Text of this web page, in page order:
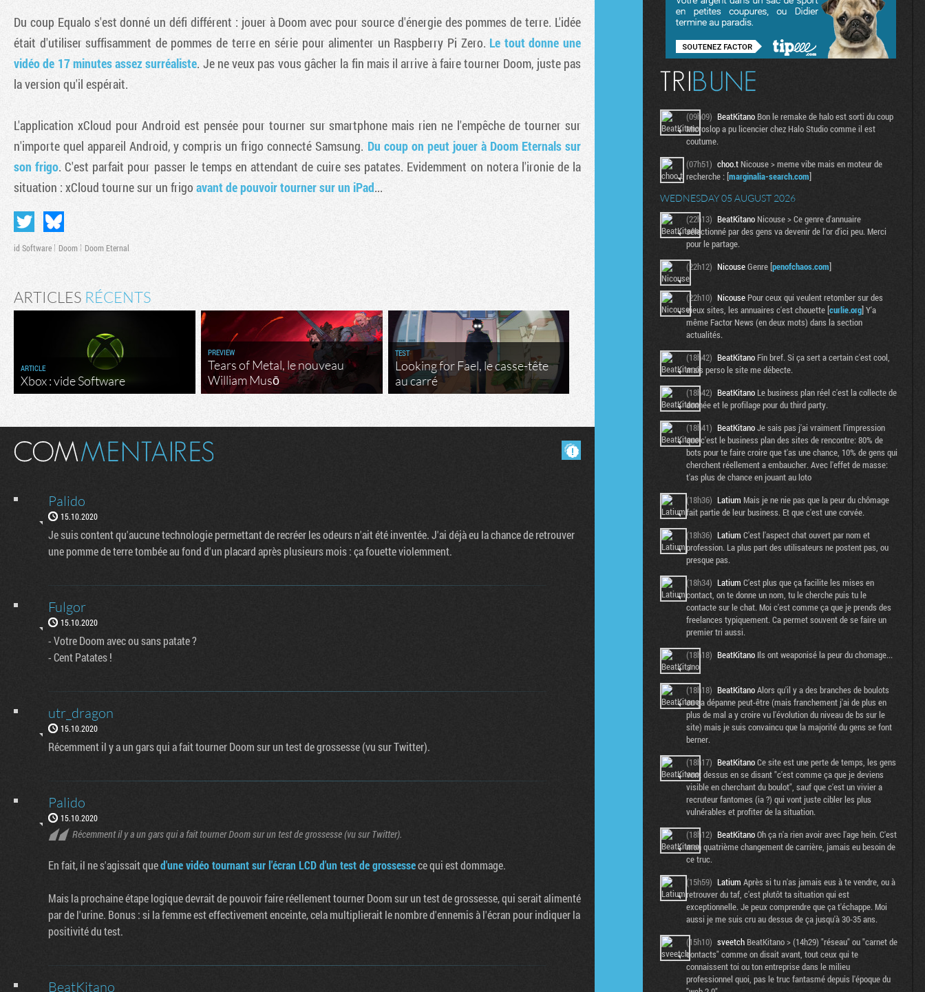
Du coup Equalo s'est donné un défi différent : jouer à Doom avec pour source d'énergie des pommes de terre. L'idée
était d'utiliser suffisamment de pommes de terre en série pour alimenter un Raspberry Pi Zero. Le tout donne une
vidéo de 17 minutes assez surréaliste. Je ne veux pas vous gâcher la fin mais il arrive à faire tourner Doom, juste pas
la version qu'il espérait.
L'application xCloud pour Android est pensée pour tourner sur smartphone mais rien ne l'empêche de tourner sur
n'importe quel appareil Android, y compris un frigo connecté Samsung. Du coup on peut jouer à Doom Eternals sur
son frigo. C'est parfait pour passer le temps en attendant de cuire ses patates. Evidemment on notera l'ironie de la
situation : xCloud tourne sur un frigo avant de pouvoir tourner sur un iPad...
id Software Doom Doom Eternal
ARTICLES RÉCENTS
ARTICLE
Xbox : vide Software
PREVIEW
Tears of Metal, le nouveau
William Musō
TEST
Looking for Fael, le casse-tête
au carré
Palido
15.10.2020
Je suis content qu'aucune technologie permettant de recréer les odeurs n'ait été inventée. J'ai déjà eu la chance de retrouver
une pomme de terre tombée au fond d'un placard après plusieurs mois : ça fouette violemment.
Fulgor
15.10.2020
- Votre Doom avec ou sans patate ?
- Cent Patates !
utr_dragon
15.10.2020
Récemment il y a un gars qui a fait tourner Doom sur un test de grossesse (vu sur Twitter).
Palido
15.10.2020
Récemment il y a un gars qui a fait tourner Doom sur un test de grossesse (vu sur Twitter).
En fait, il ne s'agissait qued'une vidéo tournant sur l'écran LCD d'un test de grossessece qui est dommage.
Mais la prochaine étape logique devrait de pouvoir faire réellement tourner Doom sur un test de grossesse, qui serait alimenté
par de l'urine. Bonus : si la femme est effectivement enceinte, cela multiplierait le nombre d'ennemis à l'écran pour indiquer la
positivité du test.
BeatKitano
(09h09) BeatKitano Bon le remake de halo est sorti du coup
Microslop a pu licencier chez Halo Studio comme il est
coutume.
(07h51) choo.t Nicouse > meme vibe mais en moteur de
recherche : [marginalia-search.com]
WEDNESDAY 05 AUGUST 2026
(22h13) BeatKitano Nicouse > Ce genre d'annuaire
sélectionné par des gens va devenir de l'or d'ici peu. Merci
pour le partage.
(22h12) NicouseGenre [penofchaos.com]
(22h10) Nicouse Pour ceux qui veulent retomber sur des
vieux sites, les annuaires c'est chouette [curlie.org] Y'a
même Factor News (en deux mots) dans la section
actualités.
(18h42) BeatKitano Fin bref. Si ça sert a certain c'est cool,
mais perso le site me débecte.
(18h42) BeatKitano Le business plan réel c'est la collecte de
donnée et le profilage pour du third party.
(18h41) BeatKitanoJe sais pas j'ai vraiment l'impression
que c'est le business plan des sites de rencontre: 80% de
bots pour te faire croire que t'as une chance, 10% de gens qui
cherchent réellement a embaucher. Avec l'effet de masse:
t'as plus de chance en jouant au loto
(18h36) Latium Mais je ne nie pas que la peur du chômage
fait partie de leur business. Et que c'est une corvée.
(18h36) Latium C'est l'aspect chat ouvert par nom et
profession. La plus part des utilisateurs ne postent pas, ou
presque pas.
(18h34) Latium C'est plus que ça facilite les mises en
contact, on te donne un nom, tu le cherche puis tu le
contacte sur le chat. Moi c'est comme ça que je prends des
freelances typiquement. Ca permet souvent de se faire un
premier tri aussi.
(18h18) BeatKitano Ils ont weaponisé la peur du chomage...
:/
(18h18) BeatKitanoAlors qu'il y a des branches de boulots
ou ça dépanne peut-être (mais franchement j'ai de plus en
plus de mal a y croire vu l'évolution du niveau de bs sur le
site) mais je suis convaincu que la majorité du gens se font
berner.
(18h17) BeatKitanoCe site est une perte de temps, les gens
vont dessus en se disant "c'est comme ça que je deviens
visible en cherchant du boulot", sauf que c'est un vivier a
recruteur fantomes (ia ?) qui vont juste cibler les plus
vulnérables et profiter de la situation.
(18h12) BeatKitanoOh ça n'a rien avoir avec l'age hein. C'est
mon quatrième changement de carrière, jamais eu besoin de
ce truc.
(15h59) Latium Après si tu n'as jamais eus à te vendre, ou à
retrouver du taf, c'est plutôt ta situation qui est
exceptionnelle. Je peux comprendre que ça t'échappe. Moi
aussi je me suis cru au dessus de ça jusqu'à 30-35 ans.
(15h10) sveetch BeatKitano > (14h29) "réseau" ou "carnet de
contacts" comme on disait avant, tout ceux qui te
connaissent toi ou ton entreprise dans le milieu
professionnel quoi, pas le truc fantasmé depuis l'époque du